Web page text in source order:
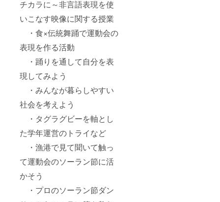
チカラに～非言語表現を使
いこなす映像に関する授業
・食×伝統舞踊で運動会の
表現を作る活動
・踊りを通して自分を表
現してみよう
・みんなが暮らしやすい
社会を考えよう
・タグラグビーを軸とし
た学年運営のトライなど
・漁港で見て聞いて触っ
て運動会のソーラン節に活
かそう
・プロのソーラン節ダン